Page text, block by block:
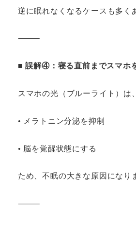
逆に眠れなくなるケースも多く
⸻
■ 誤解④：寝る直前までスマホ
スマホの光（ブルーライト）は、
• メラトニン分泌を抑制
• 脳を覚醒状態にする
ため、不眠の大きな原因になり
⸻